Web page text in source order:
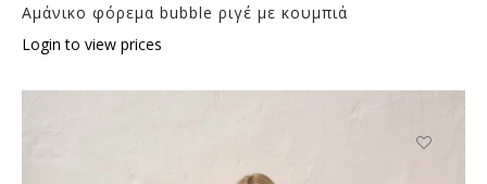
Αμάνικο φόρεμα bubble ριγέ με κουμπιά
Login to view prices